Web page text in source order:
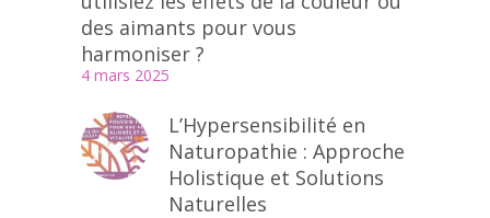
des aimants pour vous
harmoniser ?
4 mars 2025
L’Hypersensibilité en
Naturopathie : Approche
Holistique et Solutions
Naturelles